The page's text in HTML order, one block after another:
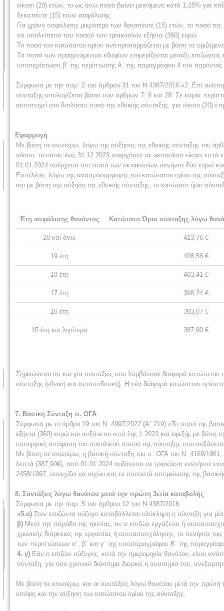
είκοσι (20) ετών, το ως άνω ποσό βαίνει μειούμενο κατά 1,25% για
δεκαπέντε (15) ετών ασφάλισης.
Για χρόνο ασφάλισης μικρότερο των δεκαπέντε (15) ετών, το ποσό
να υπολείπεται του ποσού των τριακοσίων εξήντα (360) ευρώ.
Το ποσό του κατώτατου ορίου αναπροσαρμόζεται με βάση τα
Τα ποσά των προηγούμενων εδαφίων επιμερίζονται μεταξύ
υποπερίπτωση β΄ της περίπτωσης Α΄ της παραγράφου 4 του
Σύμφωνα με την παρ. 2 του άρθρου 31 του Ν.4387/2016 «2. Επί
σύνταξης υπολογίζεται βάσει των άρθρων 7, 8 και 28. Σε καμία
αντιστοιχεί στο διπλάσιο ποσό της εθνικής σύνταξης, για είκοσι
Εφαρμογή
Με βάση τα ανωτέρω, λόγω της αύξησης της εθνικής σύνταξης του
νόσου, το οποίο έως 31.12.2023 ανερχόταν σε οκτακόσια είκοσι
01.01.2024 ανέρχεται στο ποσό των οκτακοσίων πενήντα δύο ευρώ
Επιπλέον, λόγω της αναπροσαρμογής του κατώτατου ορίου της
και με βάση την αύξηση της εθνικής σύνταξης, το κατώτατο όριο
Έτη ασφάλισης θανόντος Κατώτατο Όριο σύνταξης λόγω
20 και άνω 413,76 €
19 έτη 408,58 €
18 έτη 403,41 €
17 έτη 398,24 €
16 έτη 393,07 €
15 έτη και λιγότερα 387,90 €
Σημειώνεται ότι και για συντάξεις που λαμβάνουν διαφορά
σύνταξης (εθνική και ανταποδοτική). Η νέα διαφορά κατώτατου
7. Βασική Σύνταξη π. ΟΓΑ
Σύμφωνα με το άρθρο 19 του Ν. 4997/2022 (Α΄ 219) «Το ποσό της
εξήντα (360) ευρώ και αυξάνεται από 1ης.1.2023 και εφεξής με βάση
υπουργική απόφαση του συνολικού ποσού της σύνταξης που
Με βάση τα ανωτέρω, η βασική σύνταξη του π. ΟΓΑ του Ν. 4169/1961,
λεπτά (387,90€), από 01.01.2024 αυξάνεται σε τριακόσια ενενήντα
2458/1997, συνεχίζει να ισχύει και τα ποσοστά απομείωσης της
8. Συντάξεις λόγω θανάτου μετά την πρώτη 3ετία καταβολής
Σύμφωνα με την παρ. 5 του άρθρου 12 του Ν.4387/2016
«5.α) Στον επιζώντα σύζυγο καταβάλλεται ολόκληρη η σύνταξη για
β) Μετά την πάροδο της τριετίας, αν ο επιζών εργάζεται ή
χρονικής διάρκειας της εργασίας ή αυτοαπασχόλησης, το πενήντα
των περιπτώσεων α΄, β΄ και γ΄ της υποπαραγράφου Β΄ της
4. γ) Εάν ο επιζών σύζυγος, κατά την ημερομηνία θανάτου, είναι
σύνταξη, για όσο χρονικό διάστημα διαρκεί η αναπηρία του,
Με βάση τα ανωτέρω, και οι συντάξεις λόγω θανάτου μετά την
υπόψη και την αύξηση του κατώτατου ορίου της σύνταξης.